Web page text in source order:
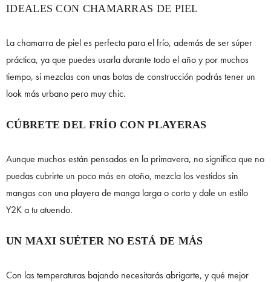
IDEALES CON CHAMARRAS DE PIEL
La chamarra de piel es perfecta para el frío, además de ser súper
práctica, ya que puedes usarla durante todo el año y por muchos
tiempo, si mezclas con unas botas de construcción podrás tener un
look más urbano pero muy chic.
CÚBRETE DEL FRÍO CON PLAYERAS
Aunque muchos están pensados en la primavera, no significa que no
puedas cubrirte un poco más en otoño, mezcla los vestidos sin
mangas con una playera de manga larga o corta y dale un estilo
Y2K a tu atuendo.
UN MAXI SUÉTER NO ESTÁ DE MÁS
Con las temperaturas bajando necesitarás abrigarte, y qué mejor